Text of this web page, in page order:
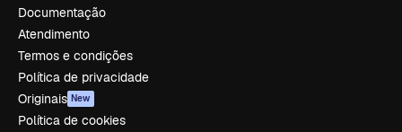
Documentação
Atendimento
Termos e condições
Política de privacidade
Originais New
Política de cookies